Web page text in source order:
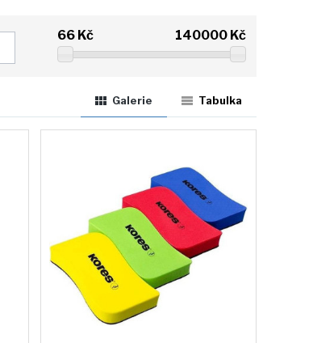
66Kč 140000Kč
Tabulka
Galerie